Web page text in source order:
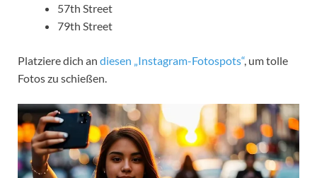
57th Street
79th Street
Platziere dich an diesen „Instagram-Fotospots“, um tolle
Fotos zu schießen.